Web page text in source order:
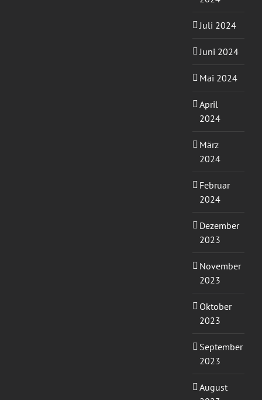
Juli 2024
Juni 2024
Mai 2024
April
2024
März
2024
Februar
2024
Dezember
2023
November
2023
Oktober
2023
September
2023
August